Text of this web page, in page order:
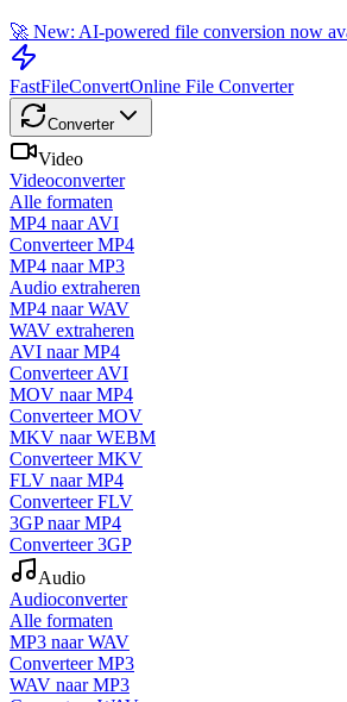
🚀 New: AI-powered file conversion now
FastFileConvertOnline File Converter
Converter
Video
Videoconverter
Alle formaten
MP4 naar AVI
Converteer MP4
MP4 naar MP3
Audio extraheren
MP4 naar WAV
WAV extraheren
AVI naar MP4
Converteer AVI
MOV naar MP4
Converteer MOV
MKV naar WEBM
Converteer MKV
FLV naar MP4
Converteer FLV
3GP naar MP4
Converteer 3GP
Audio
Audioconverter
Alle formaten
MP3 naar WAV
Converteer MP3
WAV naar MP3